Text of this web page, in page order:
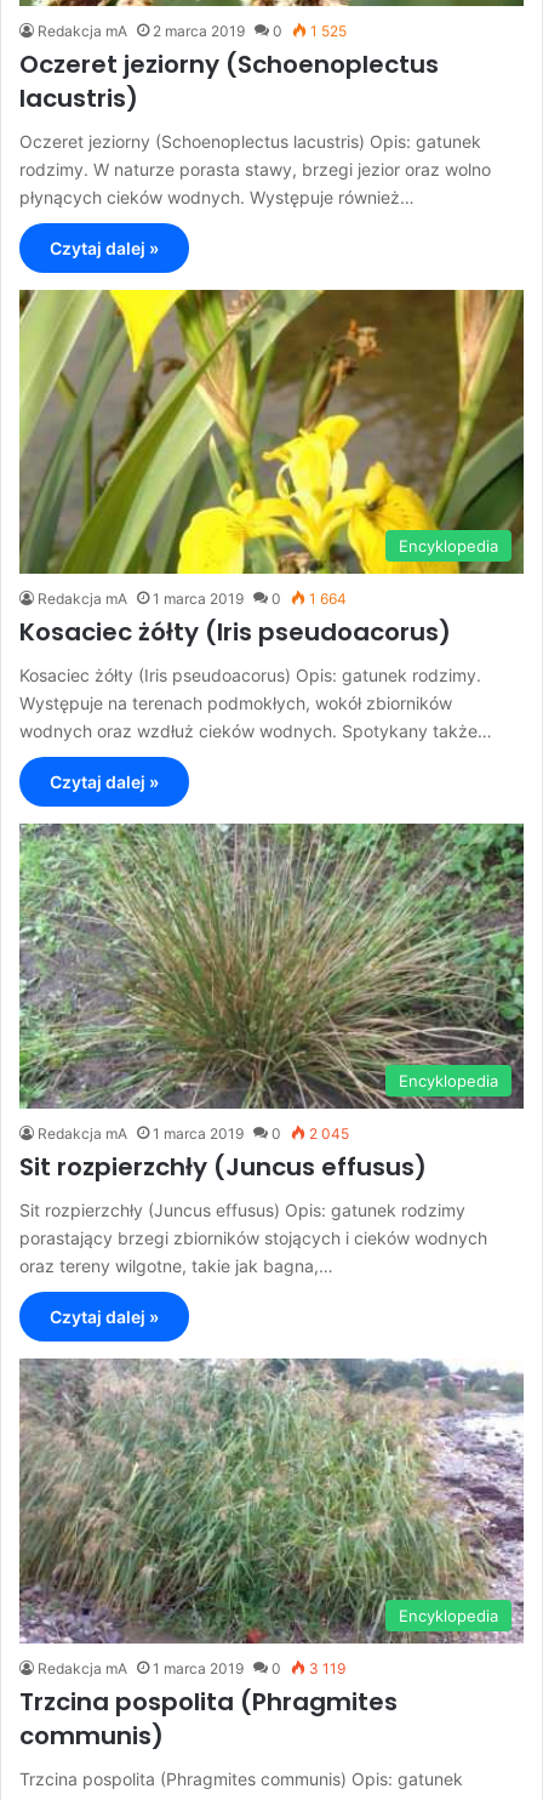
Redakcja mA 2 marca 2019 0 1 525
Oczeret jeziorny (Schoenoplectus
lacustris)
Oczeret jeziorny (Schoenoplectus lacustris) Opis: gatunek
rodzimy. W naturze porasta stawy, brzegi jezior oraz wolno
płynących cieków wodnych. Występuje również…
Czytaj dalej »
Encyklopedia
Redakcja mA 1 marca 2019 0 1 664
Kosaciec żółty (Iris pseudoacorus)
Kosaciec żółty (Iris pseudoacorus) Opis: gatunek rodzimy.
Występuje na terenach podmokłych, wokół zbiorników
wodnych oraz wzdłuż cieków wodnych. Spotykany także…
Czytaj dalej »
Encyklopedia
Redakcja mA 1 marca 2019 0 2 045
Sit rozpierzchły (Juncus effusus)
Sit rozpierzchły (Juncus effusus) Opis: gatunek rodzimy
porastający brzegi zbiorników stojących i cieków wodnych
oraz tereny wilgotne, takie jak bagna,…
Czytaj dalej »
Encyklopedia
Redakcja mA 1 marca 2019 0 3 119
Trzcina pospolita (Phragmites
communis)
Trzcina pospolita (Phragmites communis) Opis: gatunek